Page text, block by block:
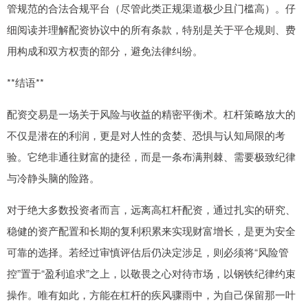
管规范的合法合规平台（尽管此类正规渠道极少且门槛高）。仔
细阅读并理解配资协议中的所有条款，特别是关于平仓规则、费
用构成和双方权责的部分，避免法律纠纷。
**结语**
配资交易是一场关于风险与收益的精密平衡术。杠杆策略放大的
不仅是潜在的利润，更是对人性的贪婪、恐惧与认知局限的考
验。它绝非通往财富的捷径，而是一条布满荆棘、需要极致纪律
与冷静头脑的险路。
对于绝大多数投资者而言，远离高杠杆配资，通过扎实的研究、
稳健的资产配置和长期的复利积累来实现财富增长，是更为安全
可靠的选择。若经过审慎评估后仍决定涉足，则必须将“风险管
控”置于“盈利追求”之上，以敬畏之心对待市场，以钢铁纪律约束
操作。唯有如此，方能在杠杆的疾风骤雨中，为自己保留那一叶